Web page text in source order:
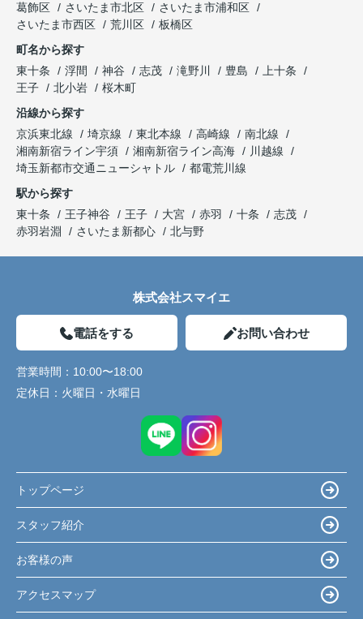
葛飾区
さいたま市北区
さいたま市浦和区
さいたま市西区
荒川区
板橋区
町名から探す
東十条
浮間 神谷 志茂 滝野川 豊島
上十条
王子
北小岩
桜木町
沿線から探す
京浜東北線
埼京線 東北本線 高崎線
南北線
湘南新宿ライン宇須
湘南新宿ライン高海
川越線
埼玉新都市交通ニューシャトル
都電荒川線
駅から探す
東十条
王子神谷 王子 大宮 赤羽 十条
志茂
赤羽岩淵
さいたま新都心 北与野
株式会社スマイエ
電話をする お問い合わせ
営業時間： 10:00〜18:00
定休日： 火曜日・水曜日
トップページ
スタッフ紹介
お客様の声
アクセスマップ